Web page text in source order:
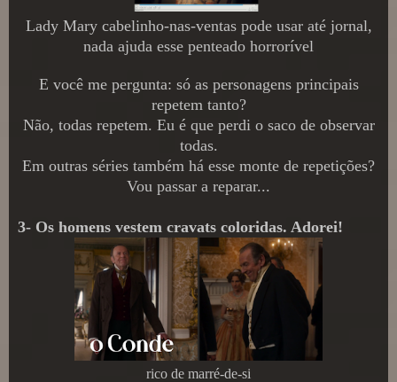
Lady Mary cabelinho-nas-ventas pode usar até jornal,
nada ajuda esse penteado horrorível
E você me pergunta: só as personagens principais
repetem tanto?
Não, todas repetem. Eu é que perdi o saco de observar
todas.
Em outras séries também há esse monte de repetições?
Vou passar a reparar...
3- Os homens vestem cravats coloridas. Adorei!
rico de marré-de-si